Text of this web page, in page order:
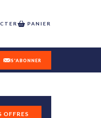
PANIER
S'ABONNER
OFFRES